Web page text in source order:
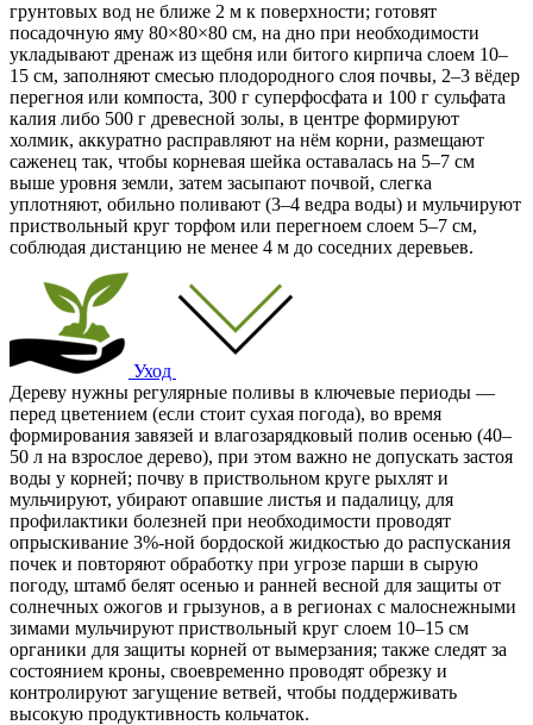
грунтовых вод не ближе 2 м к поверхности; готовят
посадочную яму 80×80×80 см, на дно при необходимости
укладывают дренаж из щебня или битого кирпича слоем 10–
15 см, заполняют смесью плодородного слоя почвы, 2–3 вёдер
перегноя или компоста, 300 г суперфосфата и 100 г сульфата
калия либо 500 г древесной золы, в центре формируют
холмик, аккуратно расправляют на нём корни, размещают
саженец так, чтобы корневая шейка оставалась на 5–7 см
выше уровня земли, затем засыпают почвой, слегка
уплотняют, обильно поливают (3–4 ведра воды) и мульчируют
приствольный круг торфом или перегноем слоем 5–7 см,
соблюдая дистанцию не менее 4 м до соседних деревьев.
Уход
Дереву нужны регулярные поливы в ключевые периоды —
перед цветением (если стоит сухая погода), во время
формирования завязей и влагозарядковый полив осенью (40–
50 л на взрослое дерево), при этом важно не допускать застоя
воды у корней; почву в приствольном круге рыхлят и
мульчируют, убирают опавшие листья и падалицу, для
профилактики болезней при необходимости проводят
опрыскивание 3%-ной бордоской жидкостью до распускания
почек и повторяют обработку при угрозе парши в сырую
погоду, штамб белят осенью и ранней весной для защиты от
солнечных ожогов и грызунов, а в регионах с малоснежными
зимами мульчируют приствольный круг слоем 10–15 см
органики для защиты корней от вымерзания; также следят за
состоянием кроны, своевременно проводят обрезку и
контролируют загущение ветвей, чтобы поддерживать
высокую продуктивность кольчаток.